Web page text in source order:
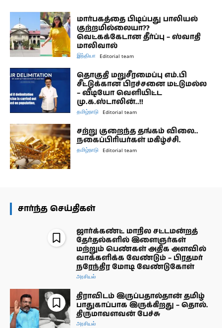
மார்பகத்தை பிடிப்பது பாலியல்
குற்றமில்லையா??
வெட்கக்கேடான தீர்ப்பு – ஸ்வாதி
மாலிவால்
இந்தியா Editorial team
தொகுதி மறுசீரமைப்பு எம்.பி
சீட்டுக்கான பிரச்சனை மட்டுமல்ல
– வீடியோ வெளியிட்ட
மு.க.ஸ்டாலின்..!!
தமிழ்நாடு Editorial team
சற்று குறைந்த தங்கம் விலை..
நகைப்பிரியர்கள் மகிழ்ச்சி.
தமிழ்நாடு Editorial team
சார்ந்த செய்திகள்
ஜார்க்கண்ட் மாநில சட்டமன்றத்
தேர்தல்களில் இளைஞர்கள்
மற்றும் பெண்கள் அதிக அளவில்
வாக்களிக்க வேண்டும் – பிரதமர்
நரேந்திர மோடி வேண்டுகோள்
அரசியல்
திராவிடம் இருப்பதால்தான் தமிழ்
பாதுகாப்பாக இருக்கிறது – தொல்.
திருமாவளவன் பேச்சு
அரசியல்